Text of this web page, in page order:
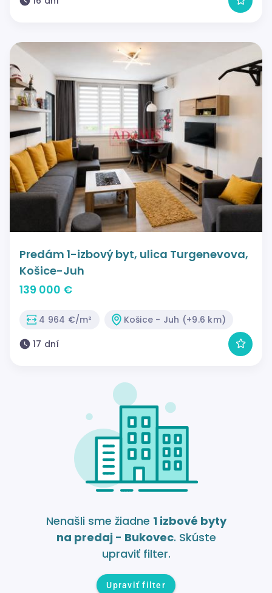
Predám 1-izbový byt, ulica Turgenevova,
Košice-Juh
139 000 €
4 964 €/m²
Košice - Juh (+9.6 km)
17 dní
Nenašli sme žiadne 1 izbové byty
na predaj - Bukovec. Skúste
upraviť filter.
Upraviť filter